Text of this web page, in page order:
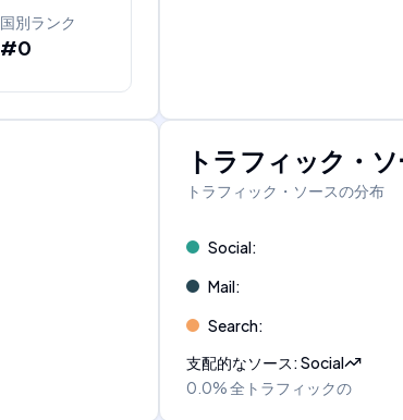
国別ランク
#0
トラフィック・
トラフィック・ソースの分布
Social:
Mail:
Search:
支配的なソース:Social
0.0%全トラフィックの